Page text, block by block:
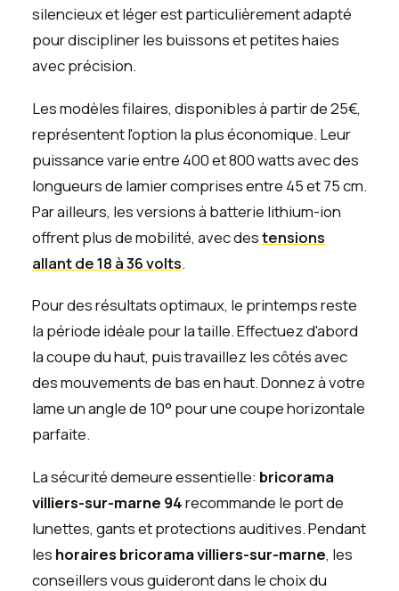
silencieux et léger est particulièrement adapté
pour discipliner les buissons et petites haies
avec précision.
Les modèles filaires, disponibles à partir de 25€,
représentent l'option la plus économique. Leur
puissance varie entre 400 et 800 watts avec des
longueurs de lamier comprises entre 45 et 75 cm.
Par ailleurs, les versions à batterie lithium-ion
offrent plus de mobilité, avec destensions
allant de 18 à 36 volts.
Pour des résultats optimaux, le printemps reste
la période idéale pour la taille. Effectuez d'abord
la coupe du haut, puis travaillez les côtés avec
des mouvements de bas en haut. Donnez à votre
lame un angle de 10° pour une coupe horizontale
parfaite.
La sécurité demeure essentielle: bricorama
villiers-sur-marne 94recommande le port de
lunettes, gants et protections auditives. Pendant
les horaires bricorama villiers-sur-marne, les
conseillers vous guideront dans le choix du